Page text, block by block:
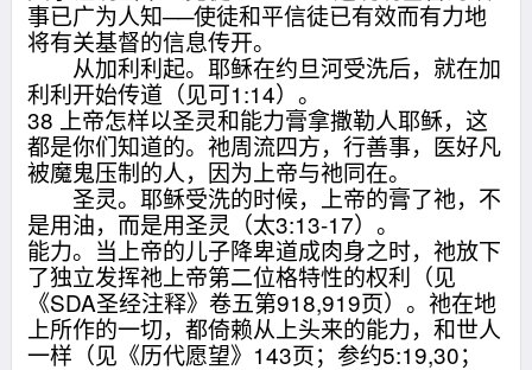
事已广为人知──使徒和平信徒已有效而有力地
将有关基督的信息传开。
从加利利起。耶稣在约旦河受洗后，就在加
利利开始传道（见可1:14）。
38 上帝怎样以圣灵和能力膏拿撒勒人耶稣，这
都是你们知道的。祂周流四方，行善事，医好凡
被魔鬼压制的人，因为上帝与祂同在。
圣灵。耶稣受洗的时候，上帝的膏了祂，不
是用油，而是用圣灵（太3:13-17）。
能力。当上帝的儿子降卑道成肉身之时，祂放下
了独立发挥祂上帝第二位格特性的权利（见
《SDA圣经注释》卷五第918,919页）。祂在地
上所作的一切，都倚赖从上头来的能力，和世人
一样（见《历代愿望》143页；参约5:19,30；